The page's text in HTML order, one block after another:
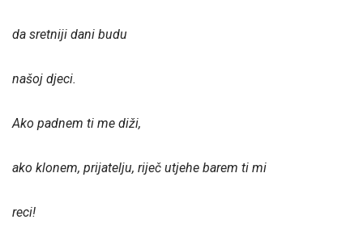
da sretniji dani budu
našoj djeci.
Ako padnem ti me diži,
ako klonem, prijatelju, riječ utjehe barem ti mi
reci!